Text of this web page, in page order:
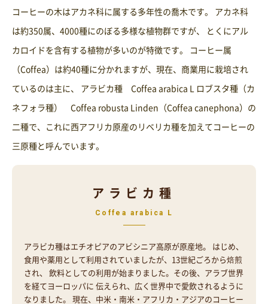
コーヒーの木はアカネ科に属する多年性の喬木です。 アカネ科
は約350属、4000種にのぼる多様な植物群ですが、 とくにアル
カロイドを含有する植物が多いのが特徴です。 コーヒー属
（Coffea）は約40種に分かれますが、現在、商業用に栽培され
ているのは主に、 アラビカ種 Coffea arabica L ロブスタ種（カ
ネフォラ種） Coffea robusta Linden（Coffea canephona）の
二種で、これに西アフリカ原産のリベリカ種を加えてコーヒーの
三原種と呼んでいます。
アラビカ種
Coffea arabica L
アラビカ種はエチオピアのアビシニア高原が原産地。 はじめ、
食用や薬用として利用されていましたが、13世紀ごろから焙煎
され、 飲料としての利用が始まりました。その後、アラブ世界
を経てヨーロッパに 伝えられ、広く世界中で愛飲されるように
なりました。 現在、中米・南米・アフリカ・アジアのコーヒー